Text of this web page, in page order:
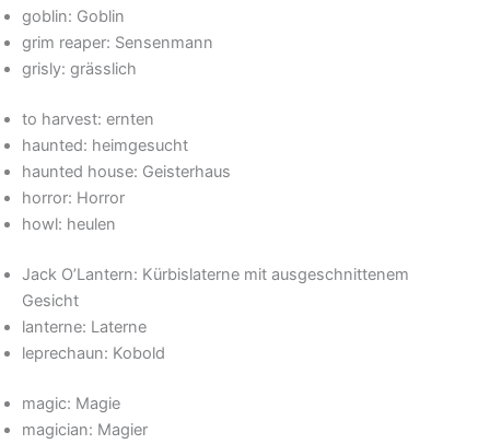
goblin: Goblin
grim reaper: Sensenmann
grisly: grässlich
to harvest: ernten
haunted: heimgesucht
haunted house: Geisterhaus
horror: Horror
howl: heulen
Jack O’Lantern: Kürbislaterne mit ausgeschnittenem
Gesicht
lanterne: Laterne
leprechaun: Kobold
magic: Magie
magician: Magier